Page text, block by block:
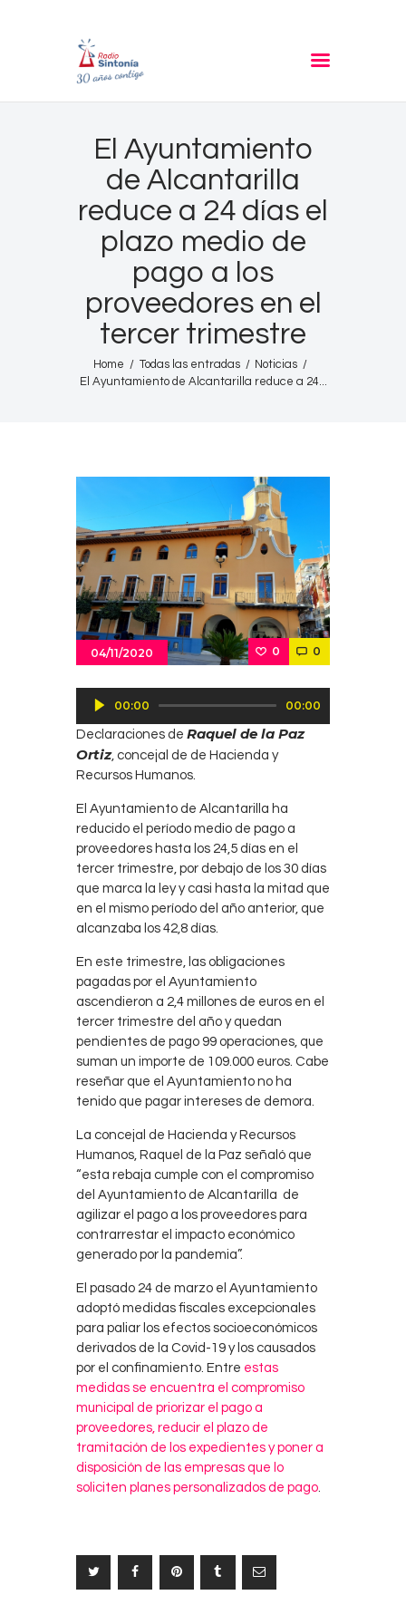
El Ayuntamiento
de Alcantarilla
reduce a 24 días el
plazo medio de
pago a los
proveedores en el
tercer trimestre
Home Todas las entradas
Noticias
El Ayuntamiento de Alcantarilla reduce a 24...
RADIO SINTONIA
Informativos
Entrevistas
Noticias
Podcast
PROGRAMACIÓN
Nuestra Historia
Contacto
04/11/2020 0 0
Reproductor
audio
00:00 00:00
Declaraciones de Raquel de la Paz
Ortiz, concejal de de Hacienda y
Recursos Humanos.
El Ayuntamiento de Alcantarilla ha
reducido el período medio de pago a
proveedores hasta los 24,5 días en el
tercer trimestre, por debajo de los 30 días
que marca la ley y casi hasta la mitad que
en el mismo período del año anterior, que
alcanzaba los 42,8 días.
En este trimestre, las obligaciones
pagadas por el Ayuntamiento
ascendieron a 2,4 millones de euros en el
tercer trimestre del año y quedan
pendientes de pago 99 operaciones, que
suman un importe de 109.000 euros. Cabe
reseñar que el Ayuntamiento no ha
tenido que pagar intereses de demora.
La concejal de Hacienda y Recursos
Humanos, Raquel de la Paz señaló que
“esta rebaja cumple con el compromiso
del Ayuntamiento de Alcantarilla de
agilizar el pago a los proveedores para
contrarrestar el impacto económico
generado por la pandemia”.
El pasado 24 de marzo el Ayuntamiento
adoptó medidas fiscales excepcionales
para paliar los efectos socioeconómicos
derivados de la Covid-19 y los causados
por el confinamiento. Entre estas
medidas se encuentra el compromiso
municipal de priorizar el pago a
proveedores, reducir el plazo de
tramitación de los expedientes y poner a
disposición de las empresas que lo
soliciten planes personalizados de pago.